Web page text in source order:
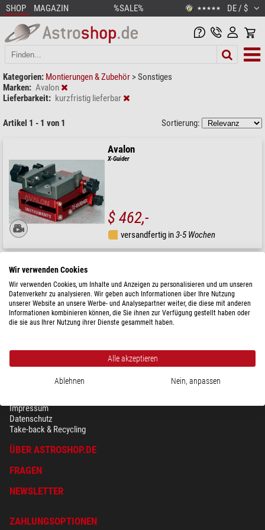
SHOP MAGAZIN %SALE% ★★★★★ DE / $
Kategorien: Montierungen & Zubehör >Sonstiges
Marken: Avalon
Lieferbarkeit: kurzfristig lieferbar
Artikel 1 - 1 von 1 Sortierung:
Avalon
X-Guider
$ 462,-
versandfertig in3-5 Wochen
SICHERHEIT & DATENSCHUTZ
Impressum
Datenschutz
Take-back & Recycling
ÜBER ASTROSHOP.DE
FRAGEN
NEWSLETTER
ZAHLUNGSOPTIONEN
Wir verwenden Cookies
Wir verwenden Cookies, um Inhalte und Anzeigen zu personalisieren und um unseren
Datenverkehr zu analysieren. Wir geben auch Informationen über Ihre Nutzung
unserer Website an unsere Werbe- und Analysepartner weiter, die diese mit anderen
Informationen kombinieren können, die Sie ihnen zur Verfügung gestellt haben oder
die sie aus Ihrer Nutzung ihrer Dienste gesammelt haben.
Alle akzeptieren
Ablehnen Nein, anpassen